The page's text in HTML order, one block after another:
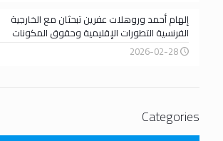
إلهام أحمد وروهلات عفرين تبحثان مع الخارجية
الفرنسية التطورات الإقليمية وحقوق المكونات
2026-02-28
Categories